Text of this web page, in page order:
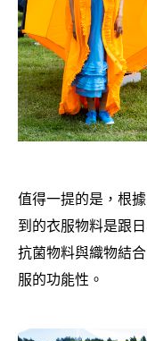
值得一提的是 ， 根
到的衣服物料是跟
抗菌物料與織物結合
服的功能性。